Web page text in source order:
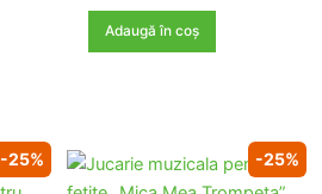
a
fost:
Adaugă în coș
-25% -25%